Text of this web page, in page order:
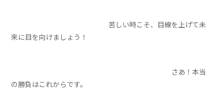
苦しい時こそ、目線を上げて未
来に目を向けましょう！
さあ！本当
の勝負はこれからです。